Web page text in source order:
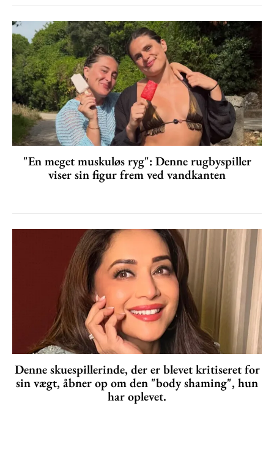
"En meget muskuløs ryg": Denne rugbyspiller
viser sin figur frem ved vandkanten
Denne skuespillerinde, der er blevet kritiseret for
sin vægt, åbner op om den "body shaming", hun
har oplevet.